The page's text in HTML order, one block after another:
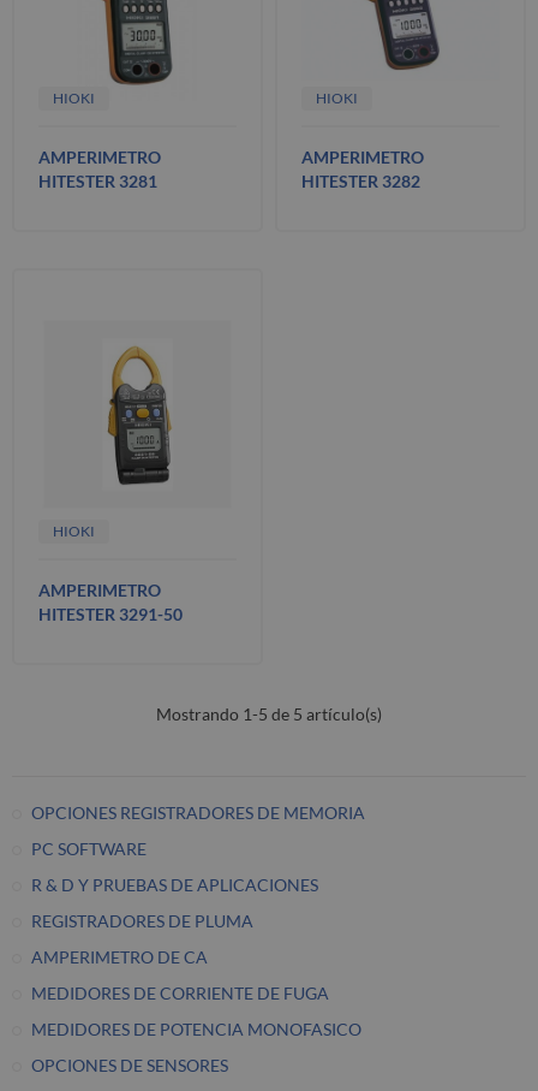
HIOKI
AMPERIMETRO
HITESTER 3281
HIOKI
AMPERIMETRO
HITESTER 3282
HIOKI
AMPERIMETRO
HITESTER 3291-50
Mostrando 1-5 de 5 artículo(s)
OPCIONES REGISTRADORES DE MEMORIA
PC SOFTWARE
R & D Y PRUEBAS DE APLICACIONES
REGISTRADORES DE PLUMA
AMPERIMETRO DE CA
MEDIDORES DE CORRIENTE DE FUGA
MEDIDORES DE POTENCIA MONOFASICO
OPCIONES DE SENSORES